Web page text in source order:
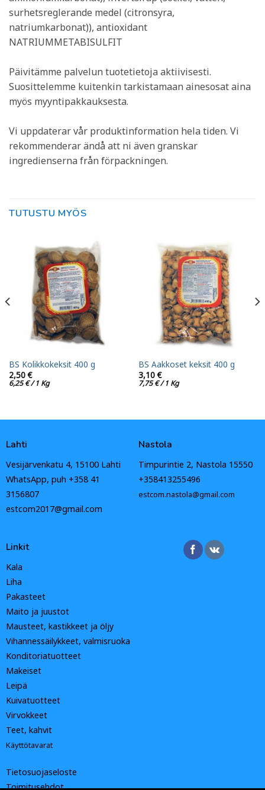
surhetsreglerande medel (citronsyra,
natriumkarbonat)), antioxidant
NATRIUMMETABISULFIT
Päivitämme palvelun tuotetietoja aktiivisesti.
Suosittelemme kuitenkin tarkistamaan ainesosat aina
myös myyntipakkauksesta.
Vi uppdaterar vår produktinformation hela tiden. Vi
rekommenderar ändå att ni även granskar
ingredienserna från förpackningen.
TUTUSTU MYÖS
BS Kolikkokeksit 400 g
2,50€
6,25€/ 1 Kg
BS Aakkoset keksit 400 g
3,10€
7,75€/ 1 Kg
Lahti
Vesijärvenkatu 4, 15100 Lahti
WhatsApp, puh +358 41
3156807
estcom2017@gmail.com
Nastola
Timpurintie 2, Nastola 15550
+358413255496
estcom.nastola@gmail.com
Linkit
Kala
Liha
Pakasteet
Maito ja juustot
Mausteet, kastikkeet ja öljy
Vihannessäilykkeet, valmisruoka
Konditoriatuotteet
Makeiset
Leipä
Kuivatuotteet
Virvokkeet
Teet, kahvit
Käyttötavarat
Tietosuojaseloste
Toimitusehdot